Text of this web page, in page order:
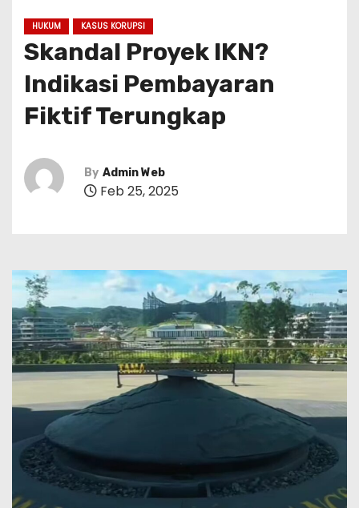
HUKUM KASUS KORUPSI
Skandal Proyek IKN?
Indikasi Pembayaran
Fiktif Terungkap
By Admin Web
Feb 25, 2025